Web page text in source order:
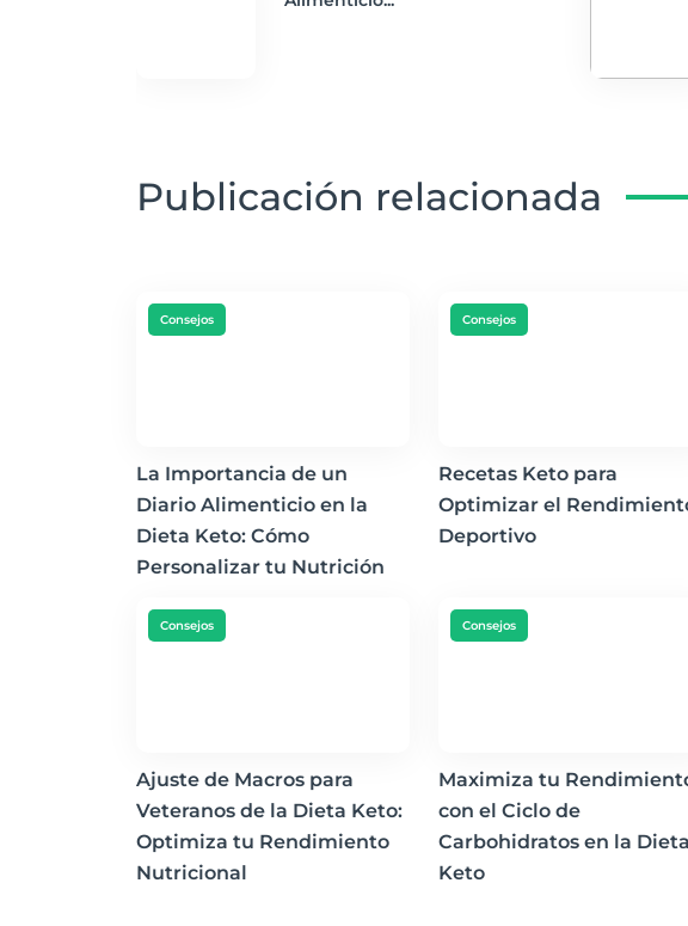
Publicación relacionada
Consejos
La Importancia de un
Diario Alimenticio en la
Dieta Keto: Cómo
Personalizar tu Nutrición
Consejos
Recetas Keto para
Optimizar el
Deportivo
Consejos
Ajuste de Macros para
Veteranos de la Dieta Keto:
Optimiza tu Rendimiento
Nutricional
Consejos
Maximiza tu
con el Ciclo de
Carbohidratos en la Dieta
Keto